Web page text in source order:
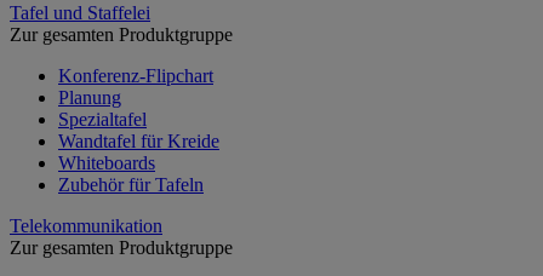
Tafel und Staffelei
Zur gesamten Produktgruppe
Konferenz-Flipchart
Planung
Spezialtafel
Wandtafel für Kreide
Whiteboards
Zubehör für Tafeln
Telekommunikation
Zur gesamten Produktgruppe